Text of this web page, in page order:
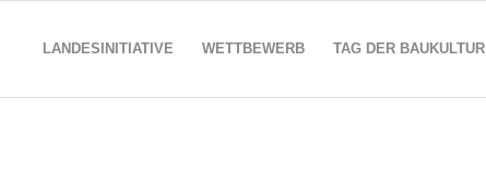
LANDESINITIATIVE WETTBEWERB TAG DER BAUKULTUR